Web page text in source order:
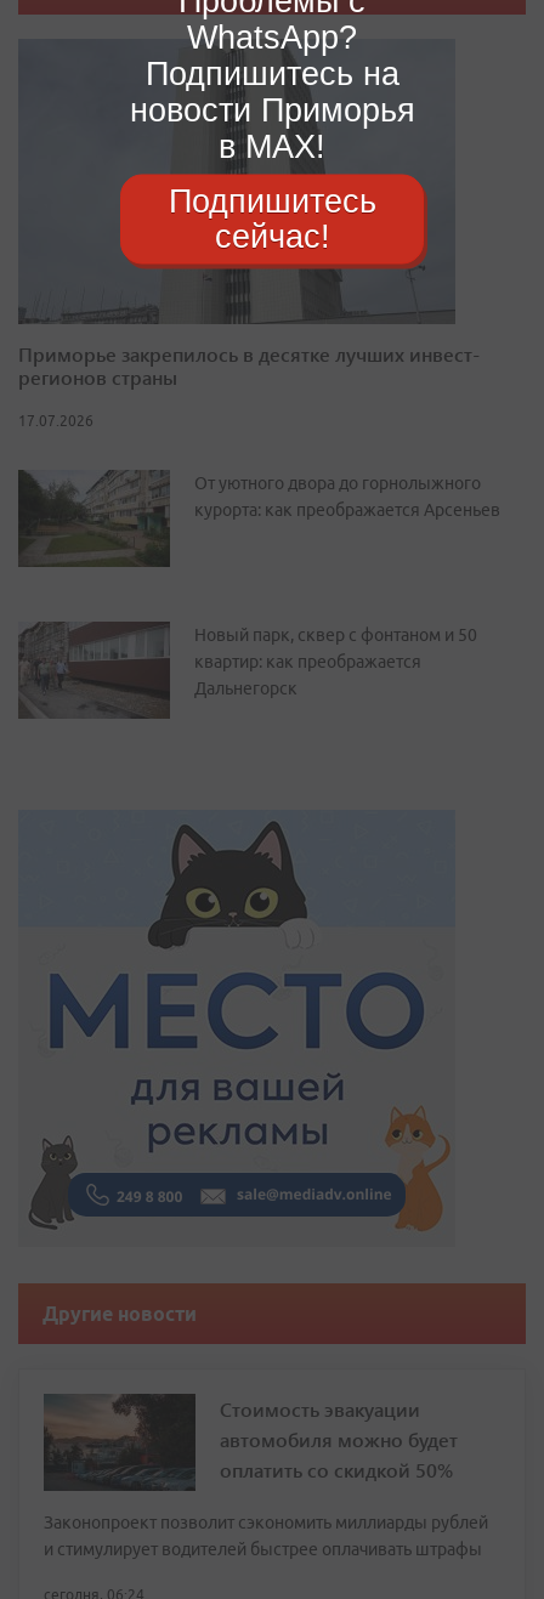
Приморье закрепилось в десятке лучших инвест-
регионов страны
17.07.2026
От уютного двора до горнолыжного
курорта: как преображается Арсеньев
Новый парк, сквер с фонтаном и 50
квартир: как преображается
Дальнегорск
Другие новости
Стоимость эвакуации
автомобиля можно будет
оплатить со скидкой 50%
Законопроект позволит сэкономить миллиарды рублей
и стимулирует водителей быстрее оплачивать штрафы
сегодня, 06:24
WhatsApp?
Подпишитесь на
новости Приморья
в MAX!
Подпишитесь
сейчас!